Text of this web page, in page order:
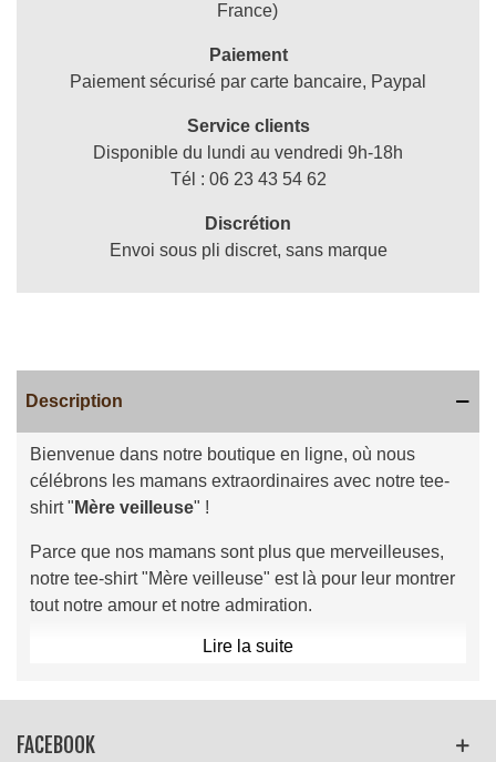
France)
Paiement
Paiement sécurisé par carte bancaire, Paypal
Service clients
Disponible du lundi au vendredi 9h-18h
Tél : 06 23 43 54 62
Discrétion
Envoi sous pli discret, sans marque
Description
Bienvenue dans notre boutique en ligne, où nous
célébrons les mamans extraordinaires avec notre tee-
shirt " Mère veilleuse" !
Parce que nos mamans sont plus que merveilleuses,
notre tee-shirt "Mère veilleuse" est là pour leur montrer
tout notre amour et notre admiration.
Avec son jeu de mots astucieux et son design élégant,
maman à quel point elle compte pour vous.
Coupes : col rond ou col V
Lire la suite
FACEBOOK